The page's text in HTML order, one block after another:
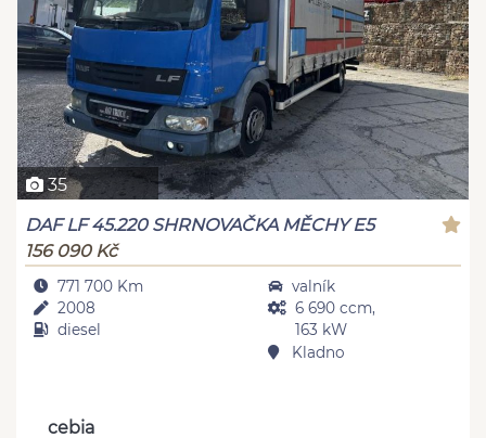
35
DAF LF 45.220 SHRNOVAČKA MĚCHY E5
156 090 Kč
771 700 Km
2008
diesel
valník
6 690 ccm,
163 kW
Kladno
cebia